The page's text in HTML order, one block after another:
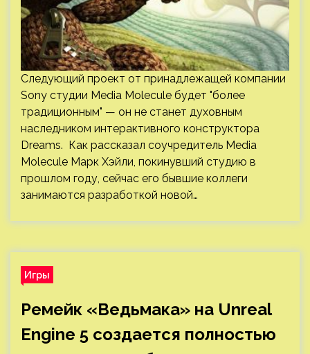
Следующий проект от принадлежащей компании
Sony студии Media Molecule будет "более
традиционным" — он не станет духовным
наследником интерактивного конструктора
Dreams. Как рассказал соучредитель Media
Molecule Марк Хэйли, покинувший студию в
прошлом году, сейчас его бывшие коллеги
занимаются разработкой новой…
Игры
Ремейк «Ведьмака» на Unreal
Engine 5 создается полностью